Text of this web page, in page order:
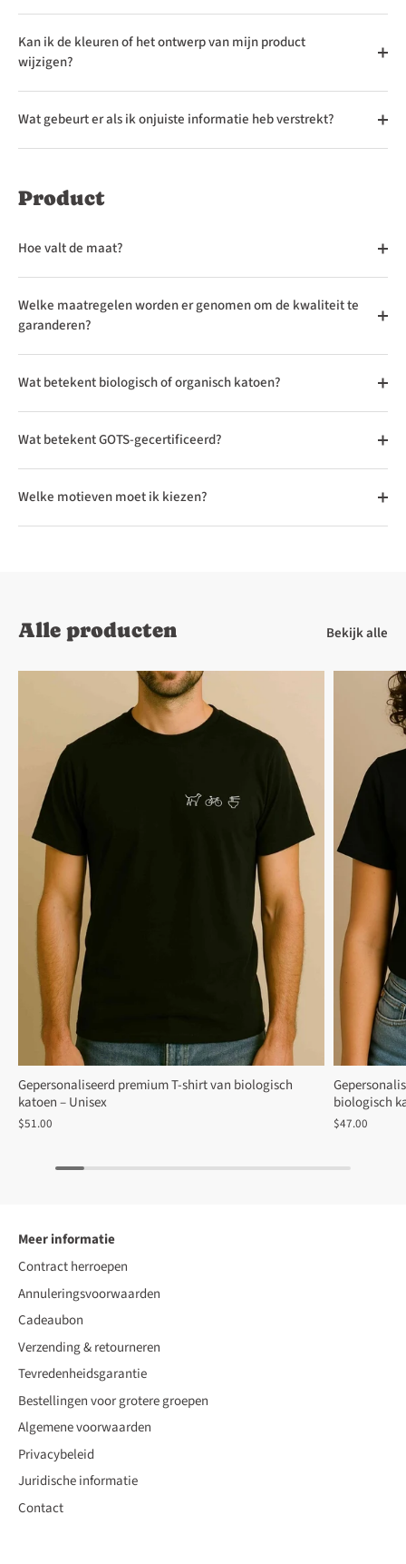
Kan ik de kleuren of het ontwerp van mijn product
wijzigen?
Wat gebeurt er als ik onjuiste informatie heb verstrekt?
Product
Hoe valt de maat?
Welke maatregelen worden er genomen om de kwaliteit te
garanderen?
Wat betekent biologisch of organisch katoen?
Wat betekent GOTS-gecertificeerd?
Welke motieven moet ik kiezen?
Alle producten Bekijk alle
Gepersonaliseerd premium T-shirt van biologisch
katoen – Unisex
$51.00
biologisch
$47.00
Meer informatie
Contract herroepen
Annuleringsvoorwaarden
Cadeaubon
Verzending & retourneren
Tevredenheidsgarantie
Bestellingen voor grotere groepen
Algemene voorwaarden
Privacybeleid
Juridische informatie
Contact